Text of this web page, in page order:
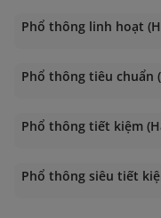
Phổ thông linh hoạt
Phổ thông tiêu chuẩn
Phổ thông tiết kiệm
Phổ thông siêu tiết